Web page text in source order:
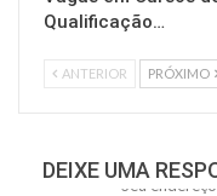
Qualificação…
ANTERIOR PRÓXIMO
DEIXE UMA
Seu